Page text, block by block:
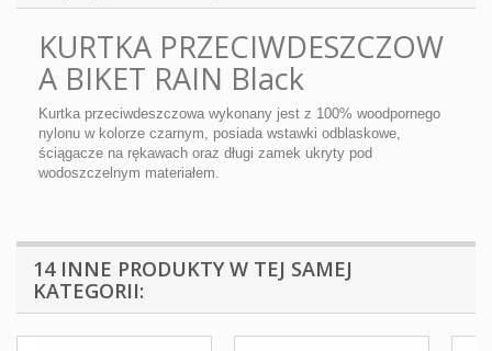
KURTKA PRZECIWDESZCZOW
A BIKET RAIN Black
Kurtka przeciwdeszczowa wykonany jest z 100% woodpornego
nylonu w kolorze czarnym, posiada wstawki odblaskowe,
ściągacze na rękawach oraz długi zamek ukryty pod
wodoszczelnym materiałem.
14 INNE PRODUKTY W TEJ SAMEJ
KATEGORII: